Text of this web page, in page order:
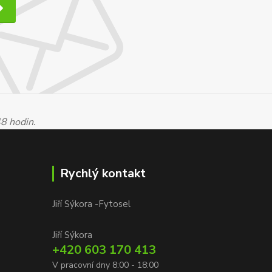
hodin.
Rychlý kontakt
Jiří Sýkora -Fytosel
Jiří Sýkora
+420 603 170 413
V pracovní dny 8:00 - 18:00